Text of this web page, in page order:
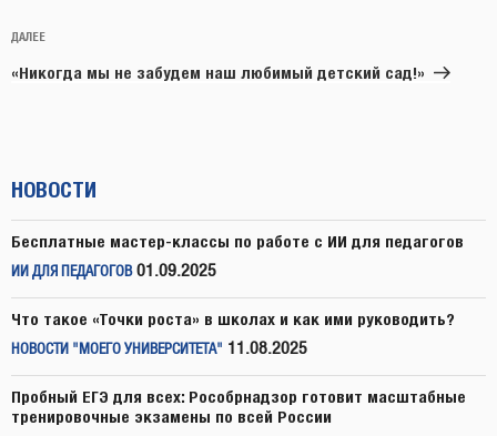
Следующая
запись
ДАЛЕЕ
«Никогда мы не забудем наш любимый детский сад!»
НОВОСТИ
Бесплатные мастер-классы по работе с ИИ для педагогов
ИИ ДЛЯ ПЕДАГОГОВ 01.09.2025
Что такое «Точки роста» в школах и как ими руководить?
НОВОСТИ "МОЕГО УНИВЕРСИТЕТА" 11.08.2025
Пробный ЕГЭ для всех: Рособрнадзор готовит масштабные
тренировочные экзамены по всей России